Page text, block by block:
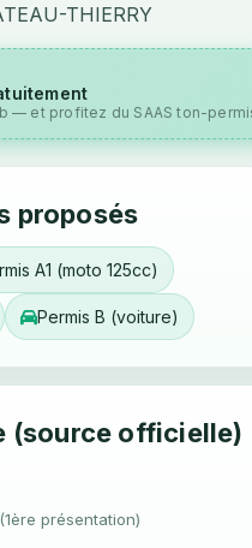
THIERRY
— et profitez du SAAS ton-
proposés
A1 (moto 125cc)
Permis B (voiture)
(source officielle)
présentation)